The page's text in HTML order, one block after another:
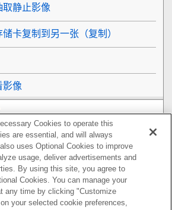
取静止影像
卡复制到另一张（复制 ）
影像
用的功能
Cookies to operate this
are essential, and will always
uses Optional Cookies to improve
usage, deliver advertisements and
By using this site, you agree to
Cookies. You can manage your
any time by clicking "Customize
your selected cookie preferences,